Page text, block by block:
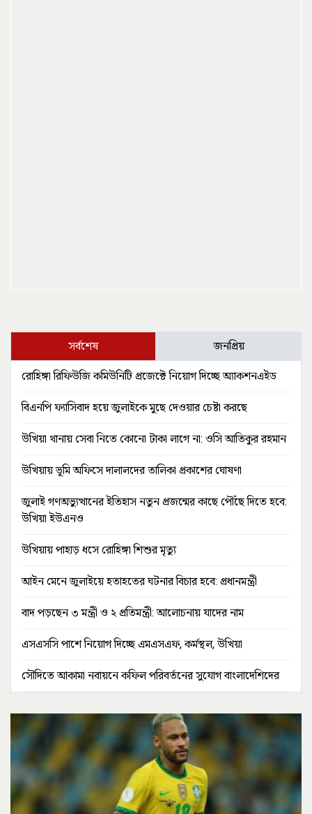
সর্বশেষ জনপ্রিয়
রোহিঙ্গা রিফিউজি কমিউনিটি প্রজেক্টে নিয়োগ দিচ্ছে অ্যাকশনএইড
বিএনপি ফ্যাসিবাদ হয়ে জুলাইকে মুছে দেওয়ার চেষ্টা করছে
উখিয়া থানায় সেবা নিতে কোনো টাকা লাগে না: ওসি আতিকুর রহমান
উখিয়ায় ভূমি অফিসে দালালদের তালিকা প্রকাশের ঘোষণা
জুলাই গণঅভ্যুত্থানের ইতিহাস নতুন প্রজন্মের কাছে পৌঁছে দিতে হবে:
উখিয়া ইউএনও
উখিয়ায় পাহাড় ধসে রোহিঙ্গা শিশুর মৃত্যু
আইন মেনে জুলাইয়ে হতাহতের ঘটনার বিচার হবে: প্রধানমন্ত্রী
বাদ পড়ছেন ৩ মন্ত্রী ও ২ প্রতিমন্ত্রী: আলোচনায় যাদের নাম
এসএসসি পাশে নিয়োগ দিচ্ছে এমএসএফ, কর্মস্থল, উখিয়া
সৌদিতে আকামা নবায়নে কফিল পরিবর্তনের সুযোগ বাংলাদেশিদের